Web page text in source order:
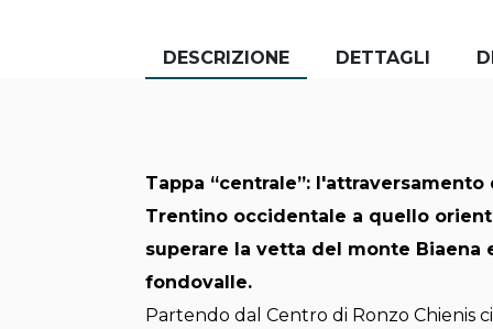
DESCRIZIONE DETTAGLI
Tappa “centrale”:
Trentino occidentale a quello
superare la vetta del monte Biaena
fondovalle.
Partendo dal Centro di Ronzo Chienis